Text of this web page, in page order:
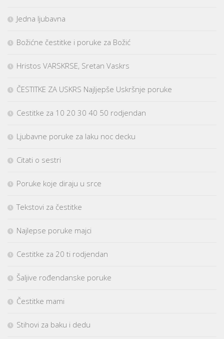
Jedna ljubavna
Božićne čestitke i poruke za Božić
Hristos VARSKRSE, Sretan Vaskrs
ČESTITKE ZA USKRS Najljepše Uskršnje poruke
Cestitke za 10 20 30 40 50 rodjendan
Ljubavne poruke za laku noc decku
Citati o sestri
Poruke koje diraju u srce
Tekstovi za čestitke
Najlepse poruke majci
Cestitke za 20 ti rodjendan
Šaljive rođendanske poruke
Čestitke mami
Stihovi za baku i dedu